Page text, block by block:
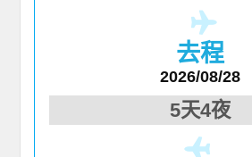
去程
2026/08/28
5天4夜